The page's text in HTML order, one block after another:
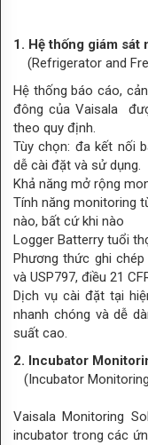
dioxide
Pressure
AMPLA
HỆ
THỐNG
LIFE
SCIENCE
HVAC
LĨNH
VỰC
SCIENCE
1. Hệ thống giám sát
(Refrigerator and
Hệ thống báo cáo,
đông của Vaisala
theo quy định.
Tùy chọn: đa kết nối
dễ cài đặt và sử dụng.
Khả năng mở rộng
Tính năng monitoring
nào, bất cứ khi nào
Logger Batterry tuổi
Phương thức ghi
và USP797, điều 21
Dịch vụ cài đặt tại
nhanh chóng và dễ
suất cao.
2. Incubator
(Incubator
Vaisala Monitoring
incubator trong các